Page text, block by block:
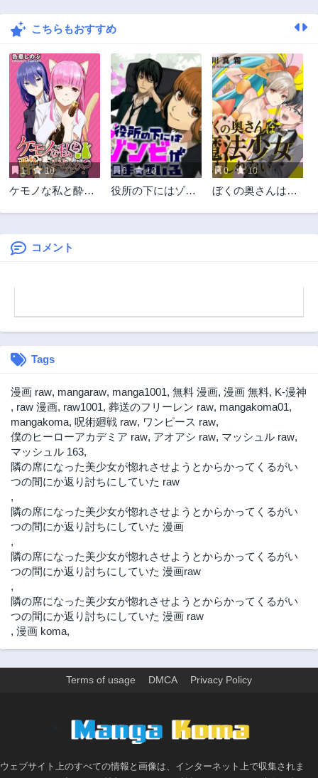
第21.2話
第21話
3年前
第20.3話
3年前
第20.2話
3年前
第20.1話
3年前
第20話
3年前
第19.3話
3年前
第19.2話
3年前
第19.1話
3年前
第19話 第18.3話
第18.2話
第16.3話
第16.1話
3年前
第16話
3年前
第15.3話
3年前
第15.2話
第15.1話
3年前
第14.2話
3年前
第14.1話
3年前
第13.3話
3年前
3年前 3年前
3年前 3年前
第12.1話
3年前
第11.3話
第9.3話
第9.2話 第9.1話
こちらもおすすめ
1 10
ケモノな私と酔い
0 10
役所の下にはゾン
0 10
ぼくの奥さんは魔
コメント
Tags
漫画 raw, mangaraw, manga1001, 無料 漫画, 漫画 無料, K-漫神
, raw 漫画, raw1001, 葬送のフリーレン raw, mangakoma01,
mangakoma, 呪術廻戦 raw, ワンピース raw,
僕のヒーローアカデミア raw, アオアシ raw, マッシュル raw,
マッシュル 163,
隣の席になった美少女が惚れさせようとからかってくるがい
つの間にか返り討ちにしていた raw
,
隣の席になった美少女が惚れさせようとからかってくるがい
つの間にか返り討ちにしていた 漫画
,
隣の席になった美少女が惚れさせようとからかってくるがい
つの間にか返り討ちにしていた 漫画raw
,
隣の席になった美少女が惚れさせようとからかってくるがい
つの間にか返り討ちにしていた 漫画 raw
, 漫画 koma,
Terms of usage DMCA Privacy Policy
ウェブサイト上のすべての情報と画像は、インターネット上で収集されま